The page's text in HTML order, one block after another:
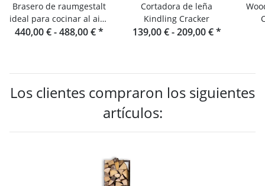
Brasero de raumgestalt
ideal para cocinar al aire
libre
440,00 € -488,00 €*
Cortadora de leña
Kindling Cracker
139,00 € -209,00 €*
Los clientes compraron los siguientes
artículos: